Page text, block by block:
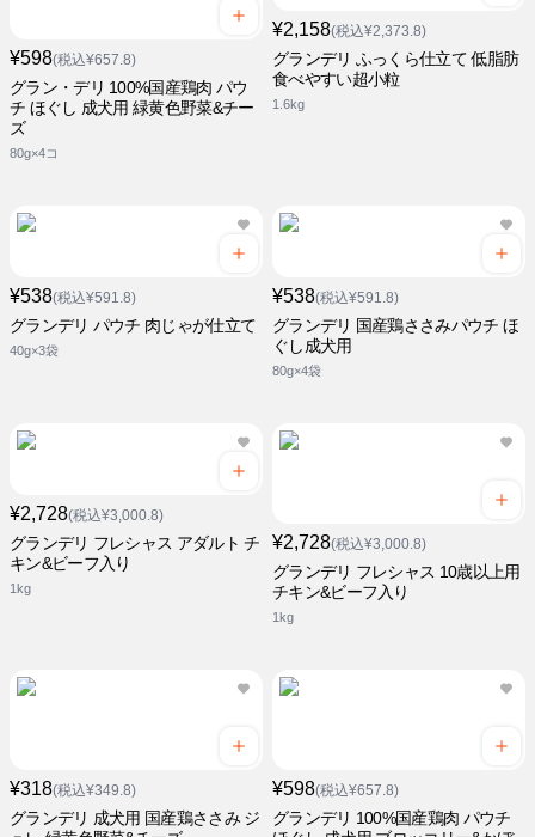
¥598(税込¥657.8)
グラン・デリ 100%国産鶏肉 パウ
チ ほぐし 成犬用 緑黄色野菜&チー
ズ
80g×4コ
¥2,158(税込¥2,373.8)
グランデリ ふっくら仕立て 低脂肪
食べやすい超小粒
1.6kg
¥538(税込¥591.8)
グランデリ パウチ 肉じゃが仕立て
40g×3袋
¥538(税込¥591.8)
グランデリ 国産鶏ささみパウチ ほ
ぐし成犬用
80g×4袋
¥2,728(税込¥3,000.8)
グランデリ フレシャス アダルト チ
キン&ビーフ入り
1kg
¥2,728(税込¥3,000.8)
グランデリ フレシャス 10歳以上用
チキン&ビーフ入り
1kg
¥318(税込¥349.8)
グランデリ 成犬用 国産鶏ささみ ジ
¥598(税込¥657.8)
グランデリ 100%国産鶏肉 パウチ